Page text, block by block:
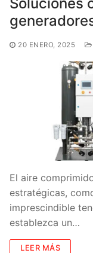
Soluciones
20 ENERO, 2025
El aire
estratégicas,
imprescindible
establezca un…
LEER MÁS